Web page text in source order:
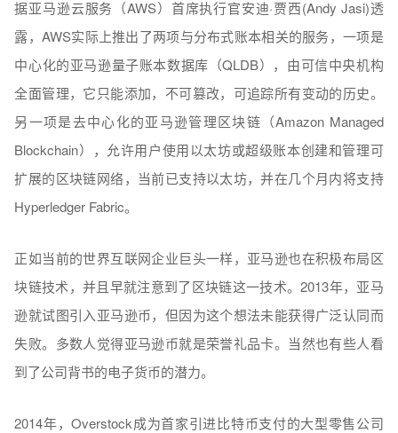
据亚马逊云服务（AWS）首席执行官安迪·贾西(Andy Jasi)透
露，AWS实际上推出了两项与分布式账本相关的服务，一项是
中心化的亚马逊量子账本数据库（QLDB），由可信中央机构
全面管理，它只能添加，不可篡改，可追踪所有变动的历史。
另一项是去中心化的亚马逊管理区块链（Amazon Managed
Blockchain），允许用户使用以太坊或超级账本创建和管理可
扩展的区块链网络，当前已支持以太坊，并在几个月内将支持
Hyperledger Fabric。
正如当前的世界互联网企业巨头一样，亚马逊也在积极布局区
块链技术，并且早就注意到了区块链这一技术。2013年，亚马
逊就试图引入亚马逊币，但因为这个想法未能获得广泛认同而
失败。多数人觉得亚马逊币就是荣誉礼品卡。当然也有些人看
到了公司背书的电子货币的潜力。
2014年，Overstock成为首家引进比特币支付的大型零售公司